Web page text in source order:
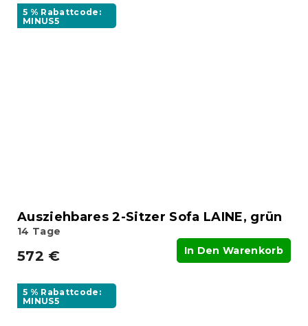
5 % Rabattcode:
MINUS5
Ausziehbares 2-Sitzer Sofa LAINE, grün
14 Tage
572 € In Den Warenkorb
5 % Rabattcode:
MINUS5